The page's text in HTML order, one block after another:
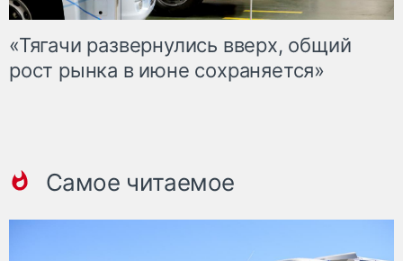
«Тягачи развернулись вверх, общий
рост рынка в июне сохраняется»
Самое читаемое